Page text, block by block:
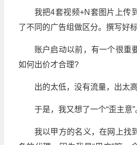
我把4套视频+N套图片上传
了不同的广告组做区分。撰写好标
账户启动以前，有一个很重
如何出价才合理?
出的太低，没有流量，出太
于是，我又想了一个“歪主意”
我以甲方的名义，在网上找